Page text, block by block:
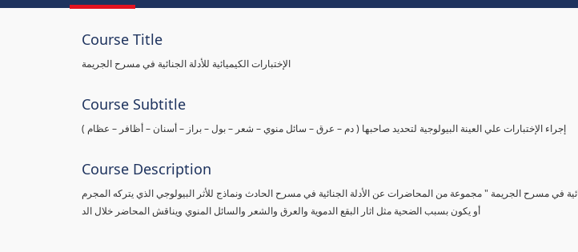
Course Title
الإختبارات الكيميائية للأدلة الجنائية في مسرح الجريمة
Course Subtitle
( إجراء الإختبارات علي العينة البيولوجية لتحديد صاحبها ( دم – عرق – سائل منوي – شعر – بول – براز – أسنان – أظافر – عظام
Course Description
في مسرح الجريمة " مجموعة من المحاضرات عن الأدلة الجنائية في مسرح الحادث ونماذج للأثر البيولوجي الذي يتركه المجرم
أو يكون بسبب الضحية مثل اثار البقع الدموية والعرق والشعر والسائل المنوي ويناقش المحاضر خلال الد